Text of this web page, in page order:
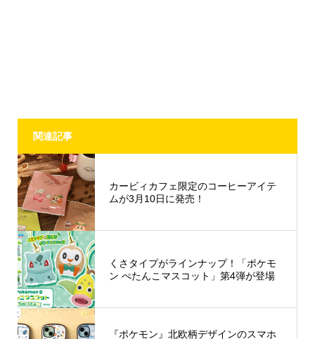
関連記事
カービィカフェ限定のコーヒーアイテ
ムが3月10日に発売！
くさタイプがラインナップ！「ポケモ
ン ぺたんこマスコット」第4弾が登場
『ポケモン』北欧柄デザインのスマホ